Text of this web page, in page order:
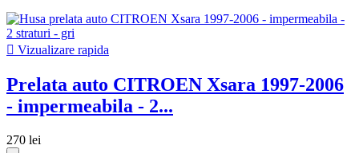
 Vizualizare rapida
Prelata auto CITROEN Xsara 1997-2006
- impermeabila - 2...
270 lei